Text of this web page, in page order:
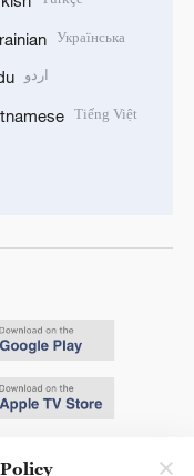
Українська
اردو
Tiếng Việt